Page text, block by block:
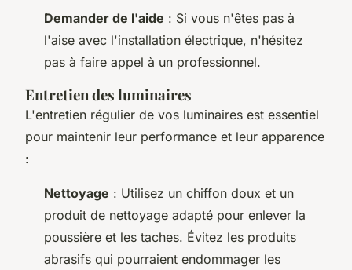
Demander de l'aide : Si vous n'êtes pas à
l'aise avec l'installation électrique, n'hésitez
pas à faire appel à un professionnel.
Entretien des luminaires
L'entretien régulier de vos luminaires est essentiel
pour maintenir leur performance et leur apparence
:
Nettoyage : Utilisez un chiffon doux et un
produit de nettoyage adapté pour enlever la
poussière et les taches. Évitez les produits
abrasifs qui pourraient endommager les